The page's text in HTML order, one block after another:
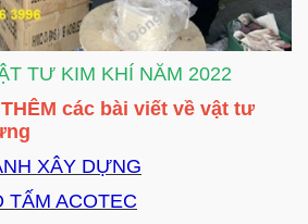
TƯ KIM KHÍ NĂM 2022
các bài viết về vật tư
XÂY DỰNG
TẤM ACOTEC